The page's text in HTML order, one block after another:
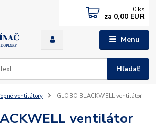
Menu
Hľadať
0 ks
za 0,00 EUR
ventilátory GLOBO BLACKWELL ventilátor
ventilátor